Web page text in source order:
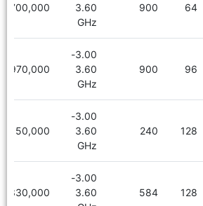
64
900
3.60
GHz
5,700,000
96
900
3.00-
3.60
GHz
5,970,000
128
240
3.00-
3.60
GHz
6,150,000
128
584
3.00-
3.60
6,330,000